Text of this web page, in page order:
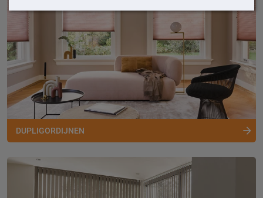
DUPLIGORDIJNEN